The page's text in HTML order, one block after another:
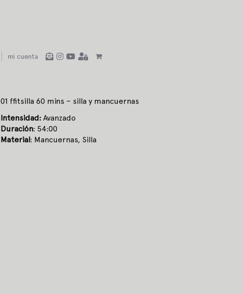
mi cuenta
01 ffitsilla 60 mins – silla y mancuernas
Intensidad: Avanzado
Duración: 54:00
Material: Mancuernas, Silla